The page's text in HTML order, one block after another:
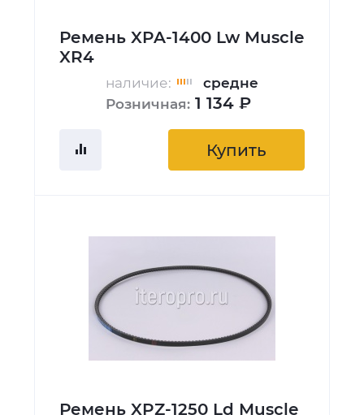
Ремень XPA-1400 Lw Muscle
XR4
наличие:
средне
Розничная: 1 134 ₽
Купить
Ремень XPZ-1250 Ld Muscle